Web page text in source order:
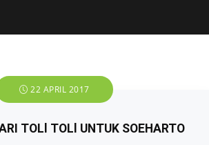
22 APRIL 2017
TOLl TOLl UNTUK SOEHARTO